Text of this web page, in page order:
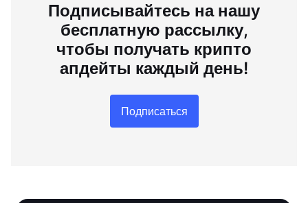
Подписывайтесь на нашу
бесплатную рассылку,
чтобы получать крипто
апдейты каждый день!
Подписаться